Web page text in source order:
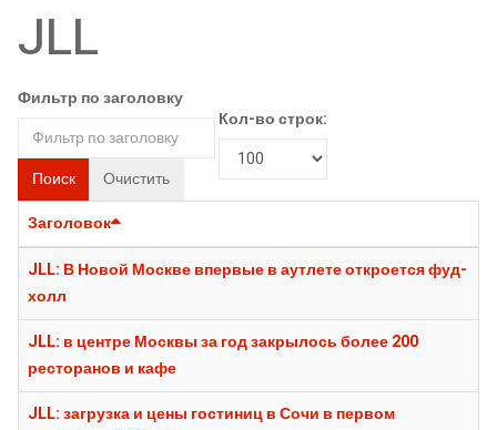
JLL
Фильтр по заголовку
Поиск Очистить
Кол-во строк:
Заголовок
JLL: В Новой Москве впервые в аутлете откроется фуд-
холл
JLL: в центре Москвы за год закрылось более 200
ресторанов и кафе
JLL: загрузка и цены гостиниц в Сочи в первом